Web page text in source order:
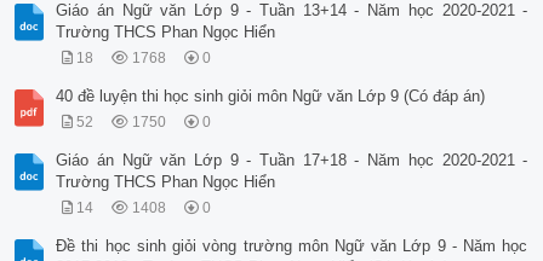
Giáo án Ngữ văn Lớp 9 - Tuần 13+14 - Năm học 2020-2021 -
Trường THCS Phan Ngọc Hiển
18 1768 0
40 đề luyện thi học sinh giỏi môn Ngữ văn Lớp 9 (Có đáp án)
52 1750 0
Giáo án Ngữ văn Lớp 9 - Tuần 17+18 - Năm học 2020-2021 -
Trường THCS Phan Ngọc Hiển
14 1408 0
Đề thi học sinh giỏi vòng trường môn Ngữ văn Lớp 9 - Năm học